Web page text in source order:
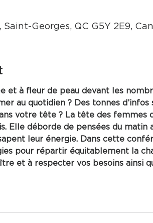
Saint-Georges, QC G5Y 2E9,
et à fleur de peau devant les
au quotidien ? Des tonnes
votre tête ? La tête des femmes
Elle déborde de pensées du matin
leur énergie. Dans cette
pour répartir équitablement la
et à respecter vos besoins ainsi